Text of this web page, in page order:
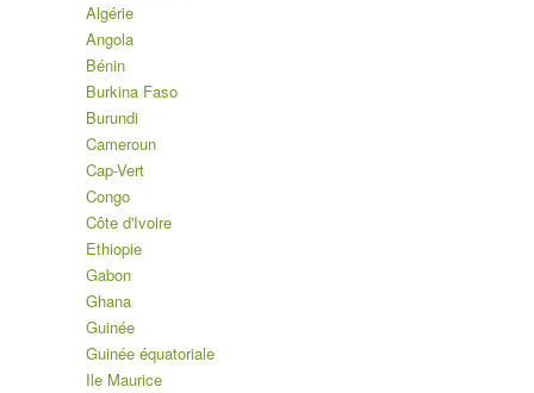
Algérie
Angola
Bénin
Burkina Faso
Burundi
Cameroun
Cap-Vert
Congo
Côte d'Ivoire
Ethiopie
Gabon
Ghana
Guinée
Guinée équatoriale
Ile Maurice